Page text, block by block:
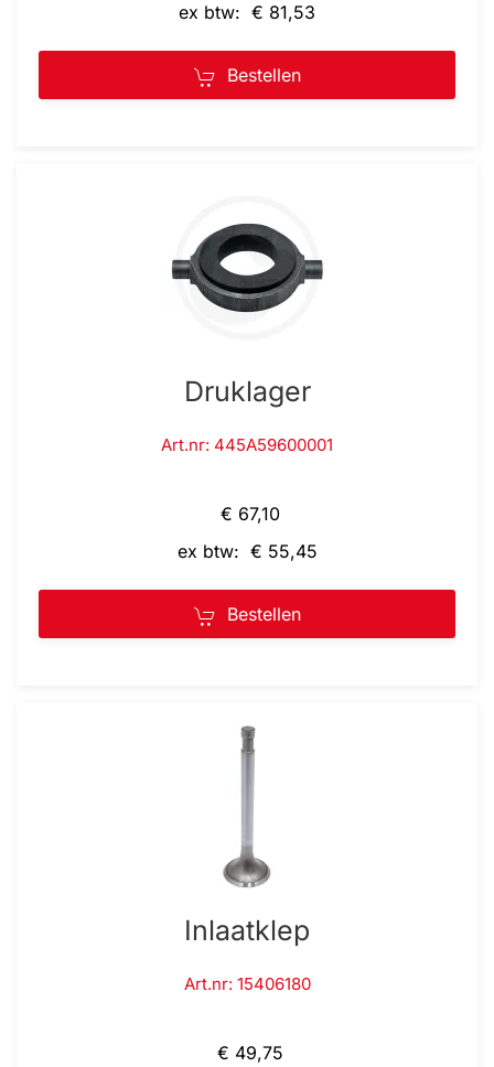
ex btw: € 81,53
Bestellen
Druklager
Art.nr: 445A59600001
€ 67,10
ex btw: € 55,45
Bestellen
Inlaatklep
Art.nr: 15406180
€ 49,75